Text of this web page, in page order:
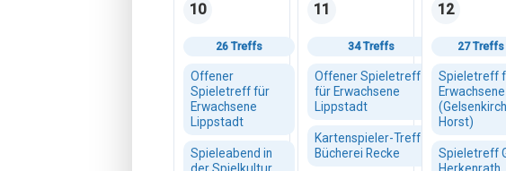
Montag, 10. August 2026
10
26 Treffs
Offener
Spieletreff für
Erwachsene
Lippstadt
Spieleabend in
Dienstag, 11. August 2026
11
34 Treffs
Offener Spieletreff
für Erwachsene
Lippstadt
Kartenspieler-Treff
Bücherei Recke
Mittwoch,
12
27 Treffs
Spieletreff
Erwachsene
Horst)
Spieletreff